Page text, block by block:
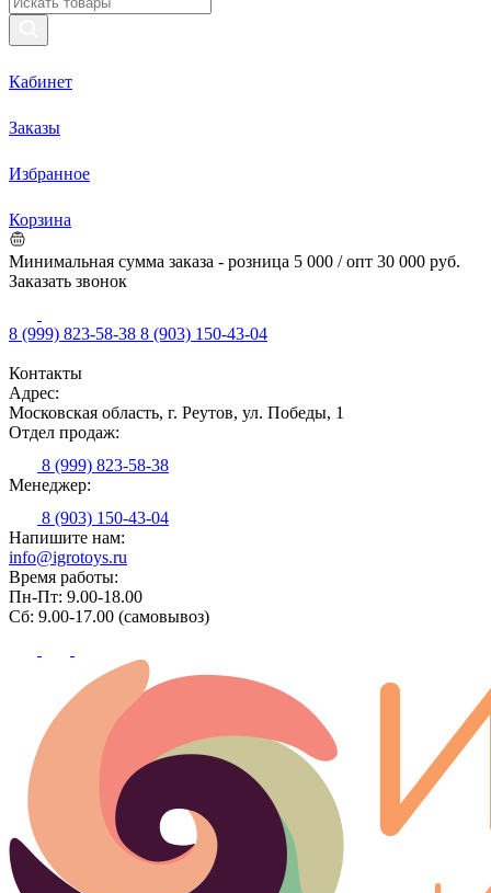
Кабинет
Заказы
Избранное
Корзина
Минимальная сумма заказа - розница 5 000 / опт 30 000 руб.
Заказать звонок
8 (999) 823-58-38 8 (903) 150-43-04
Контакты
Адрес:
Московская область, г. Реутов, ул. Победы, 1
Отдел продаж:
8 (999) 823-58-38
Менеджер:
8 (903) 150-43-04
Напишите нам:
info@igrotoys.ru
Время работы:
Пн-Пт: 9.00-18.00
Сб: 9.00-17.00 (самовывоз)